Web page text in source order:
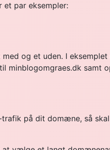
et par eksempler:
og et uden. I
minblogomgraes.dk samt
trafik på dit domæne, så